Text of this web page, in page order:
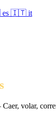
es 🇮🇹 it
volar,